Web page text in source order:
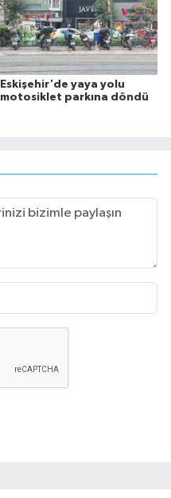
Eskişehir'de yaya yolu
motosiklet parkına döndü